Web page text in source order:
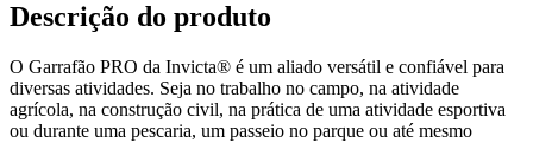
Descrição do produto
O Garrafão PRO da Invicta® é um aliado versátil e confiável para
diversas atividades. Seja no trabalho no campo, na atividade
agrícola, na construção civil, na prática de uma atividade esportiva
ou durante uma pescaria, um passeio no parque ou até mesmo